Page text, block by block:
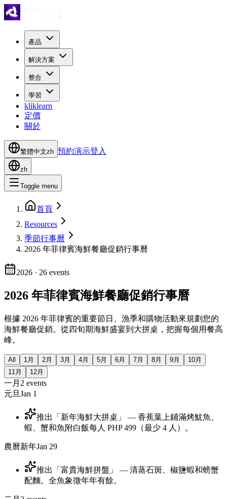
產品
解決方案
整合
學習
kliklearn
定價
關於
繁體中文zh 預約演示登入
zh
Toggle menu
首頁
Resources
季節行事曆
2026 年菲律賓海鮮餐廳促銷行事曆
2026 · 26 events
2026 年菲律賓海鮮餐廳促銷行事曆
根據 2026 年菲律賓的重要節日、漁季和購物活動來規劃您的
海鮮餐廳促銷。從四旬期海鮮盛宴到大拼桌，把握每個用餐高
峰。
All 1月 2月 3月 4月 5月 6月 7月 8月 9月
10月
11月
12月
一月 2 events
元旦Jan 1
推出「新年海鮮大拼桌」 — 香蕉葉上鋪滿烤魷魚、
蝦、蟹和魚附白飯每人 PHP 499（最少 4 人）。
農曆新年Jan 29
推出「富貴海鮮拼盤」 — 清蒸石斑、椒鹽蝦和螃蟹
配麵。全魚象徵年年有餘。